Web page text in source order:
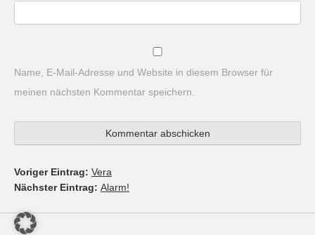
Name, E-Mail-Adresse und Website in diesem Browser für
meinen nächsten Kommentar speichern.
Voriger Eintrag: Vera
Nächster Eintrag: Alarm!